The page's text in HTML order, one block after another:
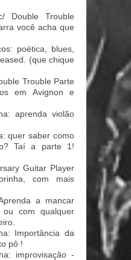
Double Trouble
você acha que
poética, blues,
(que chique
Trouble Parte
em Avignon e
aprenda violão
quer saber como
Taí a parte 1!
Guitar Player
com mais
a mancar
com qualquer
Importância da
pô !
improvisação -